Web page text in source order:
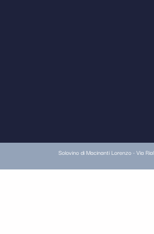
Solovino di Macinanti Lorenzo - Via